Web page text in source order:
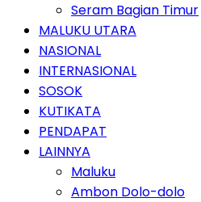
Seram Bagian Timur
MALUKU UTARA
NASIONAL
INTERNASIONAL
SOSOK
KUTIKATA
PENDAPAT
LAINNYA
Maluku
Ambon Dolo-dolo